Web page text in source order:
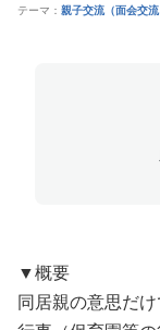
テーマ： 親子交流（面会交
▼概要
同居親の意思だ